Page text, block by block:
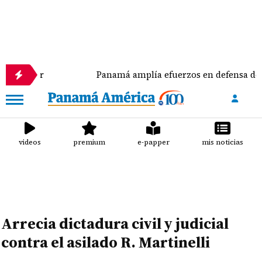
Panamá amplía efuerzos en defensa de las
videos premium e-papper mis noticias
Arrecia dictadura civil y judicial
contra el asilado R. Martinelli